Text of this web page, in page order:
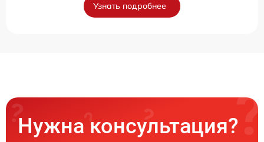
Узнать подробнее
Нужна консультация?